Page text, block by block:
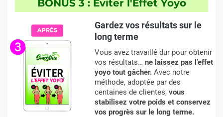
BONUS 3 : Éviter l'Effet Yoyo
Gardez vos résultats sur le
long terme
Vous avez travaillé dur pour obtenir
vos résultats… ne laissez pas l’effet
yoyo tout gâcher. Avec notre
méthode, adoptée par des
centaines de clientes, vous
stabilisez votre poids et conservez
vos progrès sur le long terme.